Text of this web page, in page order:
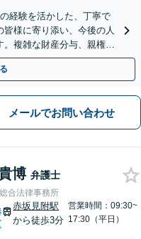
経験を活かした、丁寧で
様に寄り添い、今後の人
複雑な財産分与、親権問
す【日英対応◎】
メールでお問い合わせ
博 弁護士
合法律事務所
赤坂見附駅
から徒歩3分
営業時間：09:30~
17:30（平日）